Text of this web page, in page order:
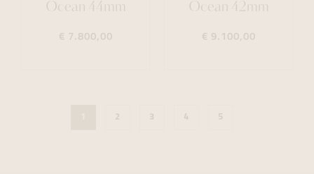
Ocean 44mm
€ 7.800,00
Ocean 42mm
€ 9.100,00
2 3 4 5